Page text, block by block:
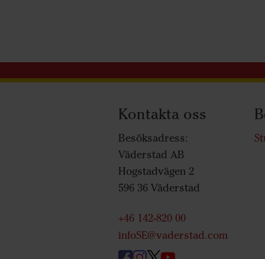
Kontakta oss
Besöksadress:
Väderstad AB
Hogstadvägen 2
596 36 Väderstad
+46 142-820 00
infoSE@vaderstad.com